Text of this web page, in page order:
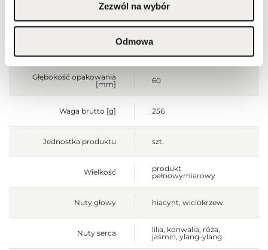
Zezwól na wybór
Odmowa
[mm]
75
[mm]
Głębokość opakowania
[mm]
60
Waga brutto [g] 256
Jednostka produktu szt.
Wielkość
produkt
pełnowymiarowy
Nuty głowy hiacynt, wiciokrzew
Nuty serca
lilia, konwalia, róża,
jaśmin, ylang-ylang